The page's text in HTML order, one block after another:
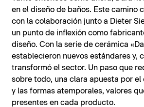
en el diseño de baños. Este camino
con la colaboración junto a Dieter
un punto de inflexión como
diseño. Con la serie de cerámica
establecieron nuevos estándares y,
transformó el sector. Un paso que
sobre todo, una clara apuesta por el
y las formas atemporales, valores
presentes en cada producto.